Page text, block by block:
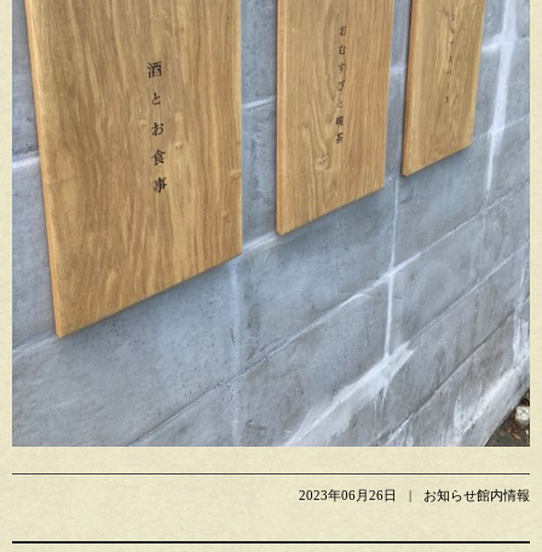
2023年06月26日 お知らせ館内情報